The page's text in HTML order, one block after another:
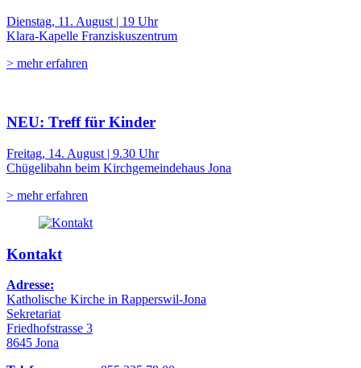
Dienstag, 11. August | 19 Uhr
Klara-Kapelle Franziskuszentrum
> mehr erfahren
NEU: Treff für Kinder
Freitag, 14. August | 9.30 Uhr
Chügelibahn beim Kirchgemeindehaus Jona
> mehr erfahren
Kontakt
Adresse:
Katholische Kirche in Rapperswil-Jona
Sekretariat
Friedhofstrasse 3
8645 Jona